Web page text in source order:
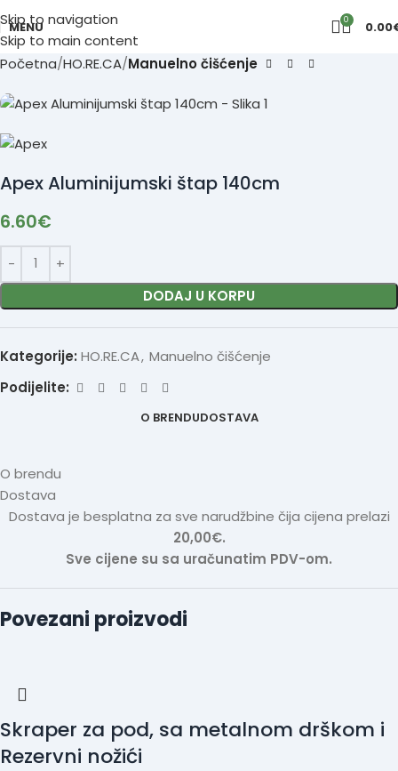
Skip to navigation
Skip to main content
MENU 0 0.00
Početna HO.RE.CA Manuelno čišćenje
Apex Aluminijumski štap 140cm
6.60€
DODAJ U KORPU
Kategorije: HO.RE.CA, Manuelno čišćenje
Podijelite:
O BRENDUDOSTAVA
O brendu
Dostava
Dostava je besplatna za sve narudžbine čija cijena prelazi
20,00€.
Sve cijene su sa uračunatim PDV-om.
Povezani proizvodi
Skraper za pod, sa metalnom drškom i
Rezervni nožići